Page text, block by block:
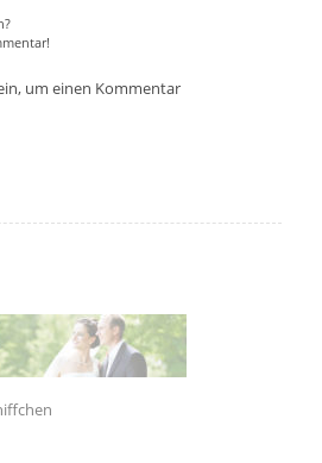
um einen Kommentar